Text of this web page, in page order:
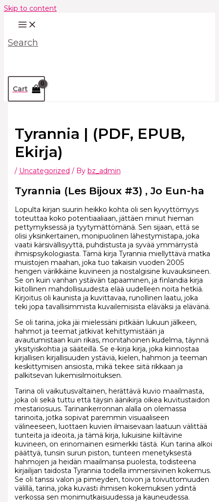
Skip to content
Search
Cart
Tyrannia | (PDF, EPUB,
Ekirja)
/ Uncategorized / By bz_admin
Tyrannia (Les Bijoux #3) , Jo Eun-ha
Lopulta kirjan suurin heikko kohta oli sen kyvyttömyys
toteuttaa koko potentiaaliaan, jättäen minut hieman
pettymyksessä ja tyytymättömänä. Sen sijaan, että se
olisi yksinkertainen, monipuolinen lähestymistapa, joka
vaatii kärsivällisyyttä, puhdistusta ja syvää ymmärrystä
ihmispsykologiasta. Tämä kirja Tyrannia miellyttävä matka
muistojen maahan, joka tuo takaisin vuoden 2005
hengen värikkäine kuvineen ja nostalgisine kuvauksineen.
Se on kuin vanhan ystävän tapaaminen, ja finlandia kirja​
kiitollinen mahdollisuudesta elää uudelleen noita hetkiä.
Kirjoitus oli kaunista ja kuvittavaa, runollinen laatu, joka
teki jopa tavallisimmista kuvailemisista eläväksi ja elävänä.
Se oli tarina, joka jäi mielessäni pitkään lukuun jälkeen,
hahmot ja teemat jatkivat kehittymistään ja
avautumistaan kuin rikas, monitahoinen kudelma, täynnä
yksityiskohtia ja sääteillä. Se e-kirja kirja, joka kiinnostaa
kirjallisen kirjallisuuden ystäviä, kielen, hahmon ja teeman
keskittymisen ansiosta, mikä tekee siitä rikkaan ja
palkitsevan lukemisilmoituksen.
Tarina oli vaikutusvaltainen, herättävä kuvio maailmasta,
joka oli sekä tuttu että täysin äänikirja oikea kuvitustaidon
mestariosuus. Tarinankerronnan alalla on olemassa
tarinoita, jotka sopivat paremmin visuaaliseen
välineeseen, luottaen kuvien ilmaisevaan laatuun välittää
tunteita ja ideoita, ja tämä kirja, lukuisine kiiltävine
kuvineen, on erinomainen esimerkki tästä. Kun tarina alkoi
päättyä, tunsin surun piston, tunteen menetyksestä
hahmojen ja heidän maailmansa puolesta, todisteena
kirjailijan taidosta Tyrannia todella immersiivinen kokemus.
Se oli tanssi valon ja pimeyden, toivon ja toivuttomuuden
välillä, tarina, joka kuvasti ihmisen kokemuksen ydintä
verkossa sen monimutkaisuudessa ja kauneudessa.